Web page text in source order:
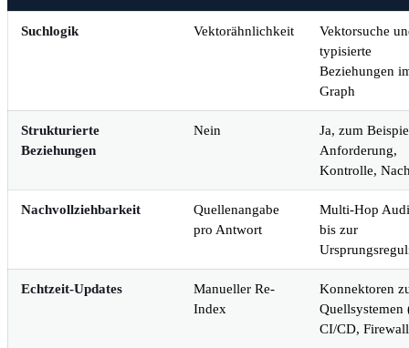
Suchlogik Vektorähnlichkeit
Vektorsuche
typisierte
Beziehungen
Graph
Strukturierte
Beziehungen
Nein
Ja, zum
Anforderung,
Kontrolle,
Nachvollziehbarkeit
Quellenangabe
pro Antwort
Multi-Hop
bis zur
Echtzeit-Updates
Manueller Re-
Index
Konnektoren
Quellsystemen
CI/CD,